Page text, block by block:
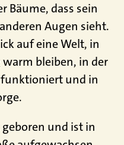
Bäume, dass sein
Augen sieht.
auf eine Welt, in
bleiben, in der
und in
und ist in